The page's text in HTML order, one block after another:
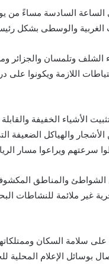
السادسة مساءً من
والوسطى بشكل
الشلف وتلمسان والجزائر
اللازمة ويكونوا على
الأشياء الخفيفة
والهياكل الضعيفة
سرعتهم ويراعوا مسار
والمناطق
غير ملائمة للنشاطات
على سلامة السكان
بوسائل الإعلام المحلية